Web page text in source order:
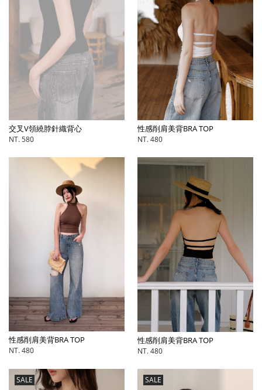
交叉V領繞脖針織背心
NT. 580
性感削肩美背BRA TOP
NT. 480
性感削肩美背BRA TOP
NT. 480
性感削肩美背BRA TOP
NT. 480
SALE SALE